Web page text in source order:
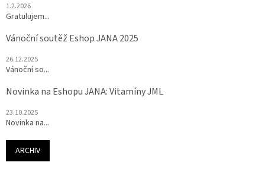
1.2.2026
Gratulujem...
Vánoční soutěž Eshop JANA 2025
26.12.2025
Vánoční so...
Novinka na Eshopu JANA: Vitamíny JML
23.10.2025
Novinka na...
ARCHIV